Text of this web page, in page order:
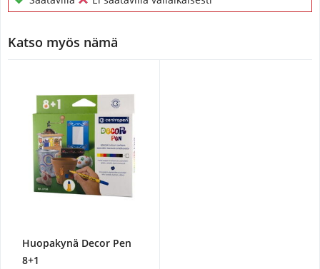
Katso myös nämä
Huopakynä Decor Pen
8+1